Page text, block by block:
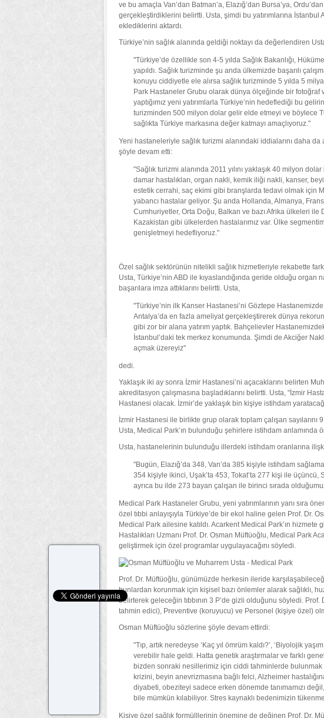
ve bu amaçla Van’dan Batman’a, Elazığ’dan Bursa’ya,
gerçekleştirdiklerini belirtti. Usta, şimdi bu yatırımlarına
eklediklerini aktardı.
Türkiye’nin sağlık alanında geldiği noktayı da değerlendiren
"Türkiye’de özellikle son 4-5 yılda Sağlık Bakanlığı,
yapıldı. Sağlık turizminde şu anda ülkemizde başarılı
konuyu ciddiyetle ele alırsa sağlık turizminde 5 yılda 5
Park Hastaneler Grubu olarak dünya ölçeğinde bir fotoğraf
yaptığımız yeni yatırımlarla Türkiye’nin hedeflediği bu
turizminden 500 milyon dolar gelir elde etmeyi ve böylece
sağlıkta Türkiye markasına değer katmayı amaçlıyoruz."
Yeni hastaneleriyle sağlık turizmi alanındaki iddialarını daha da
şöyle devam etti:
"Sağlık turizmi alanında 2011 yılını yaklaşık 40 milyon
damar hastalıkları, organ nakli, kemik iliği nakli, kanser,
estetik cerrahi, saç ekimi gibi branşlarda tedavi olmak için
yabancı hastalar geliyor. Şu anda Hollanda, Almanya,
Cumhuriyetler, Orta Doğu, Balkan ve bazı Afrika ülkeleri ile
Kazakistan gibi ülkelerden hastalarımız var. Ülke
genişletmeyi hedefliyoruz."
Özel sağlık sektörünün nitelikli sağlık hizmetleriyle rekabette
Usta, Türkiye’nin ABD ile kıyaslandığında geride olduğu
başarılara imza attıklarını belirtti. Usta,
"Türkiye’nin ilk Kanser Hastanesi’ni Göztepe
Antalya’da en fazla ameliyat gerçekleştirerek dünya
gibi zor bir alana yatırım yaptık. Bahçelievler
İstanbul’daki tek merkez konumunda. Şimdi de Akciğer
açmak üzereyiz"
dedi.
Yaklaşık iki ay sonra İzmir Hastanesi’ni açacaklarını belirten
akreditasyon çalışmasına başladıklarını belirtti. Usta, "İzmir
Hastanesi olacak. İzmir’de yaklaşık bin kişiye istihdam
İzmir Hastanesi ile birlikte grup olarak toplam çalışan sayılarını
Usta, Medical Park’ın bulunduğu şehirlere istihdam anlamında
Usta, hastanelerinin bulunduğu illerdeki istihdam oranlarına
"Bugün, Elazığ’da 348, Van’da 385 kişiyle istihdam
354 kişiyle ikinci, Uşak’ta 453, Tokat’ta 277 kişi ile üçüncü,
ayrıca bu ilde 273 bayan çalışan ile birinci sırada
Medical Park Hastaneler Grubu, yeni yatırımlarının yanı sıra
özel tıbbi anlayışıyla Türkiye’de bir ekol haline gelen Prof. Dr.
Medical Park ailesine katıldı. Acarkent Medical Park’ın
Hastalıkları Uzmanı Prof. Dr. Osman Müftüoğlu, Medical Park
geliştirmek için özel programlar uygulayacağını söyledi.
Prof. Dr. Müftüoğlu, günümüzde herkesin ileride
bunlardan korunmak için kişisel bazı önlemler alarak sağlıklı,
belirterek geleceğin tıbbının 3 P’de gizli olduğunu söyledi.
tahmin edici), Preventive (koruyucu) ve Personel (kişiye özel)
Osman Müftüoğlu sözlerine şöyle devam ettirdi:
"Tıp, artık neredeyse ‘Kaç yıl ömrüm kaldı?’, ‘Biyolojik
verebilir hale geldi. Hatta genetik araştırmalar ve farklı
bizden sonraki nesillerimiz için ciddi tahminlerde
krizini, beyin anevrizmasına bağlı felci, Alzheimer
diyabeti, obeziteyi sadece erken dönemde tanımamızı
bile mümkün kılabiliyor. Stres kaynaklı bedenimizin
Kişiye özel sağlık formülllerinin önemine de değinen Prof. Dr.